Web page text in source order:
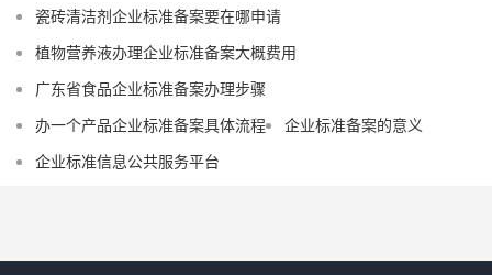
瓷砖清洁剂企业标准备案要在哪申请
植物营养液办理企业标准备案大概费用
广东省食品企业标准备案办理步骤
办一个产品企业标准备案具体流程
企业标准备案的意义
企业标准信息公共服务平台